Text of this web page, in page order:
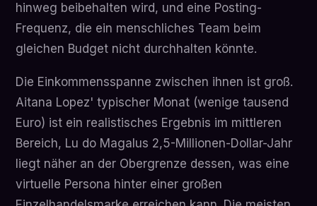
hinweg beibehalten wird, und eine Posting-
Frequenz, die ein menschliches Team beim
gleichen Budget nicht durchhalten könnte.
Die Einkommensspanne zwischen ihnen ist groß.
Aitana Lopez' typischer Monat (wenige tausend
Euro) ist ein realistisches Ergebnis im mittleren
Bereich, Lu do Magalus 2,5-Millionen-Dollar-Jahr
liegt näher an der Obergrenze dessen, was eine
virtuelle Persona hinter einer großen